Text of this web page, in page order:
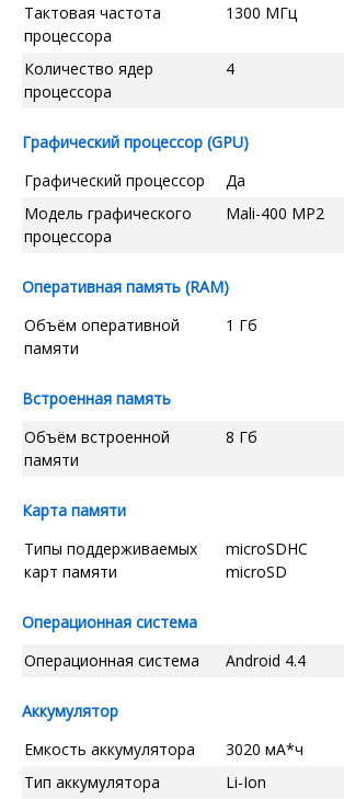
Тактовая частота
процессора
1300 МГц
Количество ядер
процессора
4
Графический процессор (GPU)
Графический процессор
Да
Модель графического
процессора
Mali-400 MP2
Оперативная память (RAM)
Объём оперативной
памяти
1 Гб
Встроенная память
Объём встроенной
памяти
8 Гб
Карта памяти
Типы поддерживаемых
карт памяти
microSDHC
microSD
Операционная система
Операционная система
Android 4.4
Аккумулятор
Емкость аккумулятора
3020 мА*ч
Тип аккумулятора
Li-Ion